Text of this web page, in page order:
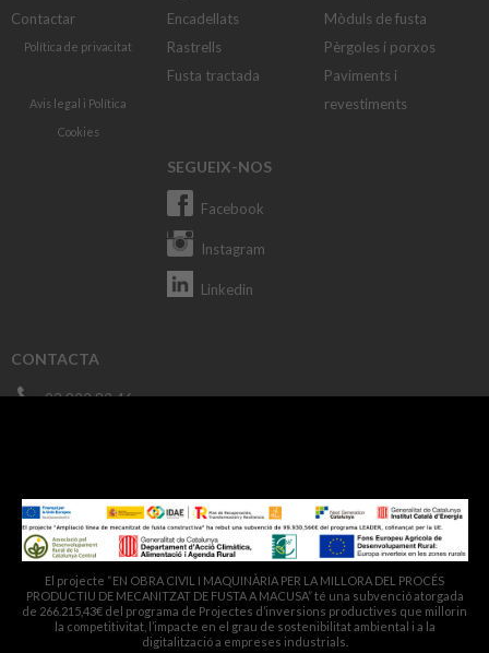
Contactar
Política de privacitat
Avis legal i Política
Cookies
Encadellats
Rastrells
Fusta tractada
Mòduls de fusta
Pèrgoles i porxos
Paviments i
revestiments
SEGUEIX-NOS
Facebook
Instagram
Linkedin
CONTACTA
93 822 82 46
El projecte “EN OBRA CIVIL I MAQUINÀRIA PER LA MILLORA DEL PROCÉS
PRODUCTIU DE MECANITZAT DE FUSTA A MACUSA” té una subvenció atorgada
de 266.215,43€ del programa de Projectes d’inversions productives que millorin
la competitivitat, l’impacte en el grau de sostenibilitat ambiental i a la
digitalització a empreses industrials.